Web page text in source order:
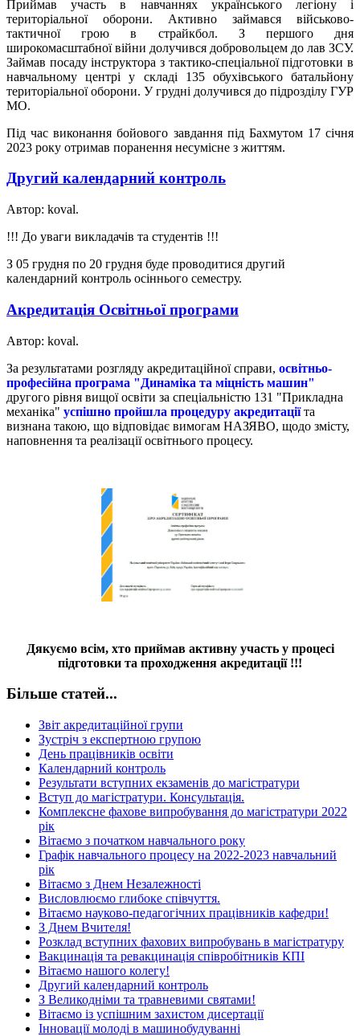
Приймав участь в навчаннях українського легіону і
територіальної оборони. Активно займався військово-
тактичної грою в страйкбол. З першого дня
широкомасштабної війни долучився добровольцем до лав ЗСУ.
Займав посаду інструктора з тактико-спеціальної підготовки в
навчальному центрі у складі 135 обухівського батальйону
територіальної оборони. У грудні долучився до підрозділу ГУР
МО.
Під час виконання бойового завдання під Бахмутом 17 січня
2023 року отримав поранення несумісне з життям.
Другий календарний контроль
Автор: koval.
!!! До уваги викладачів та студентів !!!
З 05 грудня по 20 грудня буде проводитися другий
календарний контроль осіннього семестру.
Акредитація Освітньої програми
Автор: koval.
За результатами розгляду акредитаційної справи, освітньо-
професійна програма "Динаміка та міцність машин"
другого рівня вищої освіти за спеціальністю 131 "Прикладна
механіка" успішно пройшла процедуру акредитаціїта
визнана такою, що відповідає вимогам НАЗЯВО, щодо змісту,
наповнення та реалізації освітнього процесу.
Дякуємо всім, хто приймав активну участь у процесі
підготовки та проходження акредитації !!!
Більше статей...
Звіт акредитаційної групи
Зустріч з експертною групою
День працівників освіти
Календарний контроль
Результати вступних екзаменів до магістратури
Вступ до магістратури. Консультація.
Комплексне фахове випробування до магістратури 2022
рік
Вітаємо з початком навчального року
Графік навчального процесу на 2022-2023 навчальний
рік
Вітаємо з Днем Незалежності
Висловлюємо глибоке співчуття.
Вітаємо науково-педагогічних працівників кафедри!
З Днем Вчителя!
Розклад вступних фахових випробувань в магістратуру
Вакцинація та ревакцинація співробітників КПІ
Вітаємо нашого колегу!
Другий календарний контроль
З Великодніми та травневими святами!
Вітаємо із успішним захистом дисертації
Інновації молоді в машинобудуванні